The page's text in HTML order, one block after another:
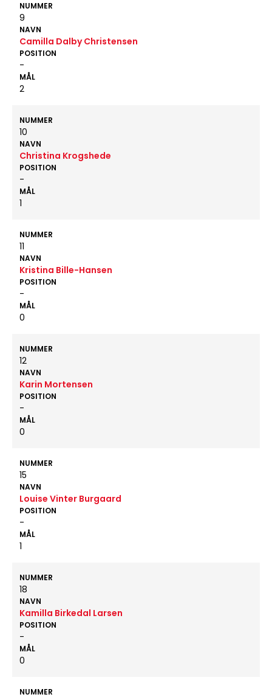
NUMMER
9
NAVN
Camilla Dalby Christensen
POSITION
-
MÅL
2
NUMMER
10
NAVN
Christina Krogshede
POSITION
-
MÅL
1
NUMMER
11
NAVN
Kristina Bille-Hansen
POSITION
-
MÅL
0
NUMMER
12
NAVN
Karin Mortensen
POSITION
-
MÅL
0
NUMMER
15
NAVN
Louise Vinter Burgaard
POSITION
-
MÅL
1
NUMMER
18
NAVN
Kamilla Birkedal Larsen
POSITION
-
MÅL
0
NUMMER